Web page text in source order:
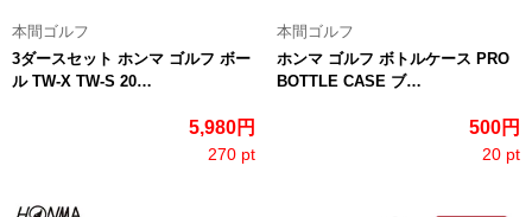
本間ゴルフ
3ダースセット ホンマ ゴルフ ボー
ル TW-X TW-S 20…
5,980円
270 pt
本間ゴルフ
ホンマ ゴルフ ボトルケース PRO
BOTTLE CASE ブ…
500円
20 pt